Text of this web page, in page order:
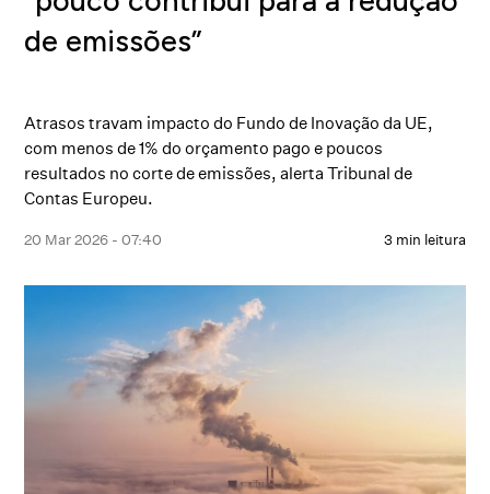
de emissões”
Atrasos travam impacto do Fundo de Inovação da UE,
com menos de 1% do orçamento pago e poucos
resultados no corte de emissões, alerta Tribunal de
Contas Europeu.
20 Mar 2026 - 07:40 3 min leitura